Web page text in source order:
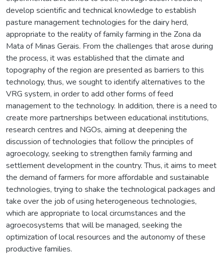
develop scientific and technical knowledge to establish
pasture management technologies for the dairy herd,
appropriate to the reality of family farming in the Zona da
Mata of Minas Gerais. From the challenges that arose during
the process, it was established that the climate and
topography of the region are presented as barriers to this
technology, thus, we sought to identify alternatives to the
VRG system, in order to add other forms of feed
management to the technology. In addition, there is a need to
create more partnerships between educational institutions,
research centres and NGOs, aiming at deepening the
discussion of technologies that follow the principles of
agroecology, seeking to strengthen family farming and
settlement development in the country. Thus, it aims to meet
the demand of farmers for more affordable and sustainable
technologies, trying to shake the technological packages and
take over the job of using heterogeneous technologies,
which are appropriate to local circumstances and the
agroecosystems that will be managed, seeking the
optimization of local resources and the autonomy of these
productive families.